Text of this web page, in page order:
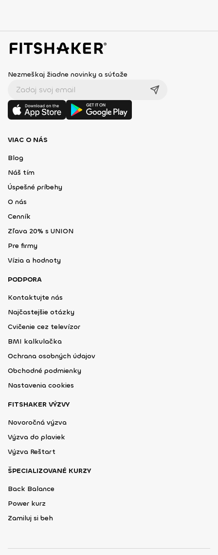
Nezmeškaj žiadne novinky a súťaže
VIAC O NÁS
Blog
Náš tím
Úspešné príbehy
O nás
Cenník
Zľava 20% s UNION
Pre firmy
Vízia a hodnoty
PODPORA
Kontaktujte nás
Najčastejšie otázky
Cvičenie cez televízor
BMI kalkulačka
Ochrana osobných údajov
Obchodné podmienky
Nastavenia cookies
FITSHAKER VÝZVY
Novoročná výzva
Výzva do plaviek
Výzva Reštart
ŠPECIALIZOVANÉ KURZY
Back Balance
Power kurz
Zamiluj si beh